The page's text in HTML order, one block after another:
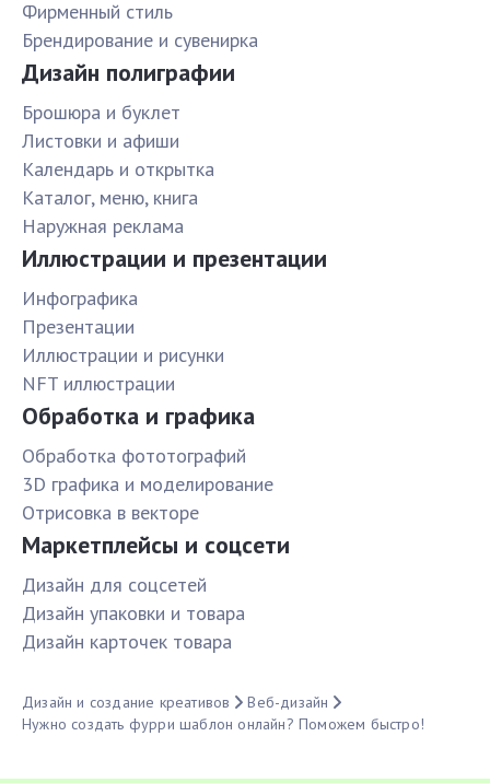
Фирменный стиль
Брендирование и сувенирка
Дизайн полиграфии
Брошюра и буклет
Листовки и афиши
Календарь и открытка
Каталог, меню, книга
Наружная реклама
Иллюстрации и презентации
Инфографика
Презентации
Иллюстрации и рисунки
NFT иллюстрации
Обработка и графика
Обработка фототографий
3D графика и моделирование
Отрисовка в векторе
Маркетплейсы и соцсети
Дизайн для соцсетей
Дизайн упаковки и товара
Дизайн карточек товара
Дизайн и создание креативов
Веб-дизайн
Нужно создать фурри шаблон онлайн? Поможем быстро!